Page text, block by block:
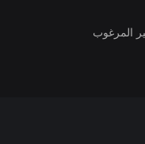
المرغوب